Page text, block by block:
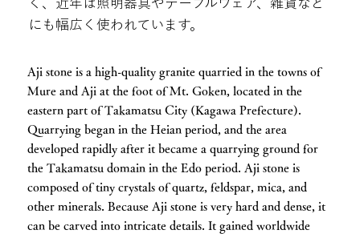
く、近年は照明器具やテーブルウェア、雑貨など
にも幅広く使われています。
Aji stone is a high-quality granite quarried in the towns of
Mure and Aji at the foot of Mt. Goken, located in the
eastern part of Takamatsu City (Kagawa Prefecture).
Quarrying began in the Heian period, and the area
developed rapidly after it became a quarrying ground for
the Takamatsu domain in the Edo period. Aji stone is
composed of tiny crystals of quartz, feldspar, mica, and
other minerals. Because Aji stone is very hard and dense, it
can be carved into intricate details. It gained worldwide